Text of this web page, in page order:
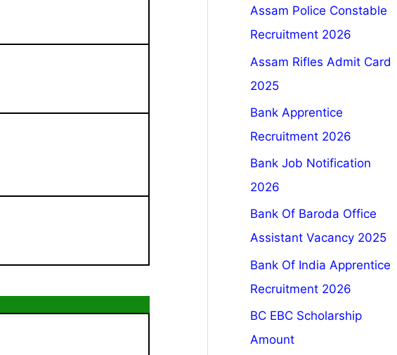
Assam Police Constable
Recruitment 2026
Assam Rifles Admit Card
2025
Bank Apprentice
Recruitment 2026
Bank Job Notification
2026
Bank Of Baroda Office
Assistant Vacancy 2025
Bank Of India Apprentice
Recruitment 2026
BC EBC Scholarship
Amount